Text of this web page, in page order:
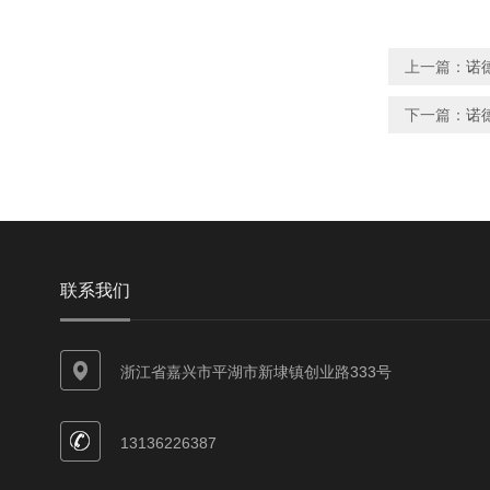
上一篇： 诺
下一篇： 诺
联系我们
浙江省嘉兴市平湖市新埭镇创业路333号
13136226387